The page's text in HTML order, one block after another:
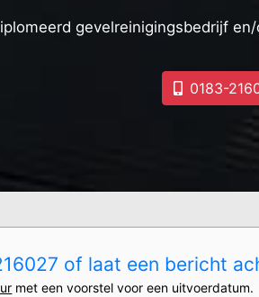
gevelreinigingsbedrijf
0183-
of laat een bericht
met een voorstel voor een uitvoerdatum.